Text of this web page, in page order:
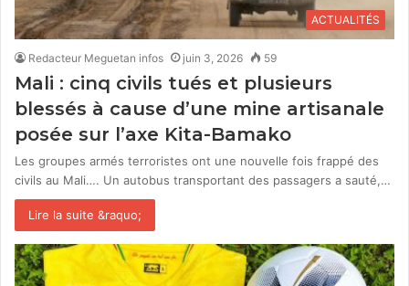
ACTUALITÉS
Redacteur Meguetan infos juin 3, 2026 59
Mali : cinq civils tués et plusieurs
blessés à cause d’une mine artisanale
posée sur l’axe Kita-Bamako
Les groupes armés terroristes ont une nouvelle fois frappé des
civils au Mali…. Un autobus transportant des passagers a sauté,…
Lire la suite &raquo;